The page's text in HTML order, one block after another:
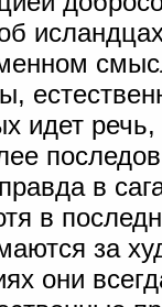
идет
в
в
за
они